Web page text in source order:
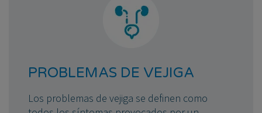
PROBLEMAS DE VEJIGA
Los problemas de vejiga se definen como